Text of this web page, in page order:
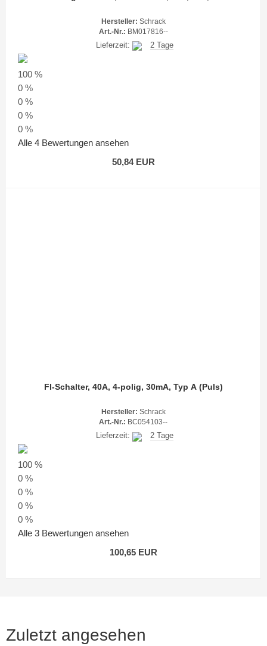
Hersteller: Schrack
Art.-Nr.: BM017816--
Lieferzeit: 2 Tage
100 %
0 %
0 %
0 %
0 %
Alle 4 Bewertungen ansehen
50,84 EUR
FI-Schalter, 40A, 4-polig, 30mA, Typ A (Puls)
Hersteller: Schrack
Art.-Nr.: BC054103--
Lieferzeit: 2 Tage
100 %
0 %
0 %
0 %
0 %
Alle 3 Bewertungen ansehen
100,65 EUR
Zuletzt angesehen